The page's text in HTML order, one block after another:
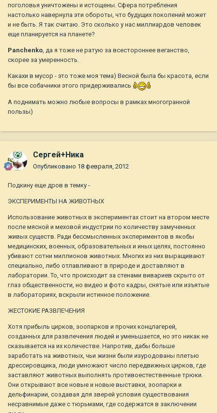
поголовья уничтожены и истощены. Сфера потребления
настолько навернула эти обороты, что будущих поколений может
и не быть. Я так считаю. Это сколько у нас миллиардов человек
еще планируется на планете?
Panchenko, да я тоже не ратую за всестороннее веганство,
скорее за умеренность.
Какахи в мусор - это тоже моя тема) Весной была бы красота, если
бы все собачники этого придерживались
А поднимать можно любые вопросы в рамках многогранной
пользы)
Сергей+Ника
Опубликовано 18 февраля, 2012
Подкину еще дров в темку -
ЭКСПЕРИМЕНТЫ НА ЖИВОТНЫХ
Использование животных в экспериментах стоит на втором месте
после мясной и меховой индустрии по количеству замученных
живых существ. Ради бессмысленных экспериментов в якобы
медицинских, военных, образовательных и иных целях, постоянно
убивают сотни миллионов животных. Многих из них выращивают
специально, либо отлавливают в природе и доставляют в
лаборатории. То, что происходит за стенами вивариев скрыто от
глаз общественности, но видео и фото кадры, снятые или изъятые
в лабораториях, вскрыли истинное положение.
ЖЕСТОКИЕ РАЗВЛЕЧЕНИЯ
Хотя прибыль цирков, зоопарков и прочих концлагерей,
созданных для развлечения людей и уменьшается, но это никак не
сказывается на их количестве. Напротив, дабы больше
заработать на животных, чьи жизни были изуродованы плетью
дрессировщика, люди умножают число передвижных цирков, где
заставляют животных выполнять противоестественные трюки.
Они открывают все новые и новые выставки, зоопарки и
дельфинарии, создавая для зверей условия существования
несравнимые даже с тюрьмами, где содержатся в заключении